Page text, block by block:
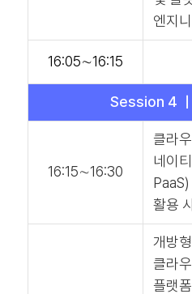
엔지
16:05∼16:15
Session 4 ｜
16:15∼16:30
클라
네이
활용
개방형
클라
플랫